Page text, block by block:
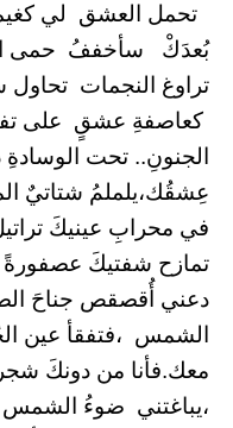
تحمل العشق لي
بُعدَكْ سأخففُ حمى
تراوغ النجمات
كعاصفةِ عشقٍ على
الجنونِ.. تحت
عِشقُك،يلملمُ شتاتيٌ
في محرابِ عينيكَ
تمازح شفتيكَ عصفورةً
دعني أُقصقص جناحَ
الشمس ،فتفقأ عين
معك.فأنا من دونكَ
،يباغتني ضوءُ